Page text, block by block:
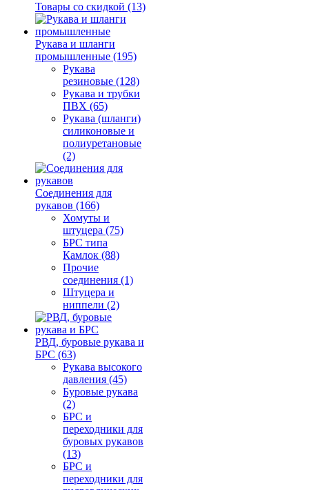
Товары со скидкой (13)
Рукава и шланги
промышленные (195)
Рукава
резиновые (128)
Рукава и трубки
ПВХ (65)
Рукава (шланги)
силиконовые и
полиуретановые
(2)
Соединения для
рукавов (166)
Хомуты и
штуцера (75)
БРС типа
Камлок (88)
Прочие
соединения (1)
Штуцера и
ниппели (2)
РВД, буровые рукава и
БРС (63)
Рукава высокого
давления (45)
Буровые рукава
(2)
БРС и
переходники для
буровых рукавов
(13)
БРС и
переходники для